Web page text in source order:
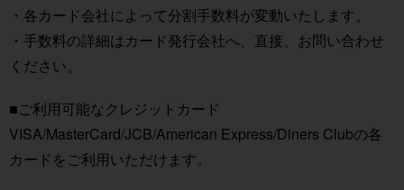
・各カード会社によって分割手数料が変動いたします。
・手数料の詳細はカード発行会社へ、直接、お問い合わせ
ください。
■ご利用可能なクレジットカード
VISA/MasterCard/JCB/American Express/Diners Clubの各
カードをご利用いただけます。